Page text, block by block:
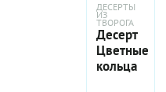
ДЕСЕРТЫ
ИЗ
ТВОРОГА
Десерт
Цветные
кольца